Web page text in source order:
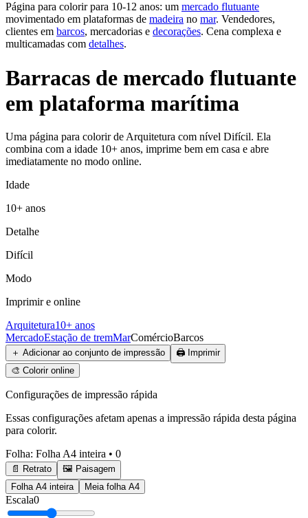
Página para colorir para 10-12 anos: um mercado flutuante
movimentado em plataformas de madeira no mar. Vendedores,
clientes em barcos, mercadorias e decorações. Cena complexa e
multicamadas com detalhes.
Barracas de mercado flutuante
em plataforma marítima
Uma página para colorir de Arquitetura com nível Difícil. Ela
combina com a idade 10+ anos, imprime bem em casa e abre
imediatamente no modo online.
Idade
10+ anos
Detalhe
Difícil
Modo
Imprimir e online
Arquitetura10+ anos
MercadoEstação de tremMarComércioBarcos
＋ Adicionar ao conjunto de impressão 🖨️ Imprimir
🎨 Colorir online
Configurações de impressão rápida
Essas configurações afetam apenas a impressão rápida desta página
para colorir.
Folha: Folha A4 inteira • 0
📄 Retrato
🖼️ Paisagem
Folha A4 inteira
Meia folha A4
Escala0